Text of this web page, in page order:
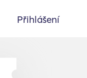
Přihlášení